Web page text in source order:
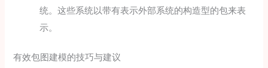
统。这些系统以带有表示外部系统的构造型的包来表
示。
有效包图建模的技巧与建议